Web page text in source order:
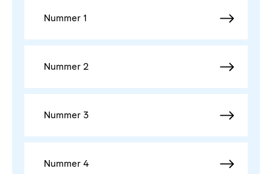
Nummer 1
Nummer 2
Nummer 3
Nummer 4